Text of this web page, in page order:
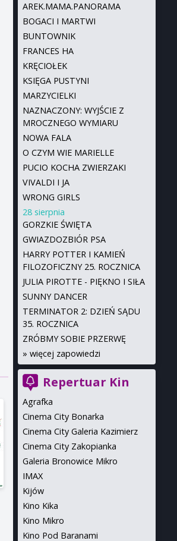
AREK.MAMA.PANORAMA
BOGACI I MARTWI
BUNTOWNIK
FRANCES HA
KRĘCIOŁEK
KSIĘGA PUSTYNI
MARZYCIELKI
NAZNACZONY: WYJŚCIE Z
MROCZNEGO WYMIARU
NOWA FALA
O CZYM WIE MARIELLE
PUCIO KOCHA ZWIERZAKI
VIVALDI I JA
WRONG GIRLS
28 sierpnia
GORZKIE ŚWIĘTA
GWIAZDOZBIÓR PSA
HARRY POTTER I KAMIEŃ
FILOZOFICZNY 25. ROCZNICA
JULIA PIROTTE - PIĘKNO I SIŁA
SUNNY DANCER
TERMINATOR 2: DZIEŃ SĄDU
35. ROCZNICA
ZRÓBMY SOBIE PRZERWĘ
» więcej zapowiedzi
Repertuar Kin
Agrafka
Cinema City Bonarka
Cinema City Galeria Kazimierz
Cinema City Zakopianka
Galeria Bronowice Mikro
IMAX
Kijów
Kino Kika
Kino Mikro
Kino Pod Baranami